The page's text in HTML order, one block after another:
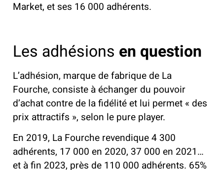
Market, et ses 16 000 adhérents.
Les adhésions en question
L’adhésion, marque de fabrique de La
Fourche, consiste à échanger du pouvoir
d’achat contre de la fidélité et lui permet « des
prix attractifs », selon le pure player.
En 2019, La Fourche revendique 4 300
adhérents, 17 000 en 2020, 37 000 en 2021…
et à fin 2023, près de 110 000 adhérents. 65%